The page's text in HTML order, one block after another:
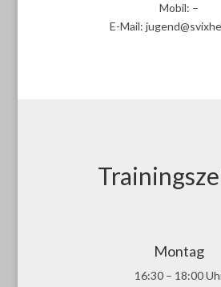
Mobil: –
E-Mail:
Montag
16:30 – 18:00